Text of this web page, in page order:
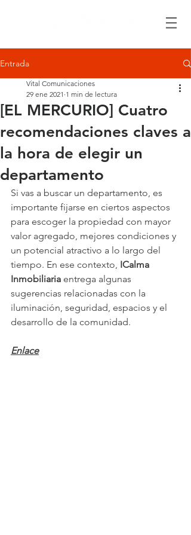
Entrada
[EL MERCURIO] Cuatro
recomendaciones claves a
la hora de elegir un
departamento
Vital Comunicaciones
29 ene 2021 1 min de lectura
Si vas a buscar un departamento, es
importante fijarse en ciertos aspectos
para escoger la propiedad con mayor
valor agregado, mejores condiciones y
un potencial atractivo a lo largo del
tiempo. En ese contexto, ICalma
Inmobiliaria entrega algunas
sugerencias relacionadas con la
iluminación, seguridad, espacios y el
desarrollo de la comunidad.
Enlace